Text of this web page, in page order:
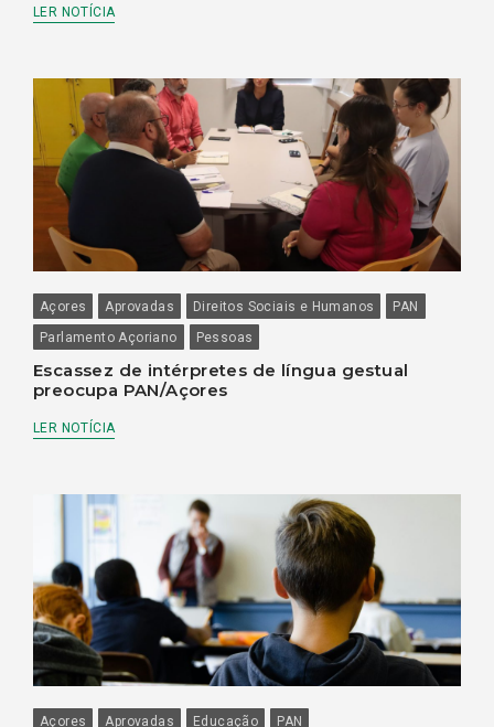
LER NOTÍCIA
Açores Aprovadas Direitos Sociais e Humanos
PAN
Parlamento Açoriano
Pessoas
Escassez de intérpretes de língua gestual
preocupa PAN/Açores
LER NOTÍCIA
Açores Aprovadas Educação
PAN